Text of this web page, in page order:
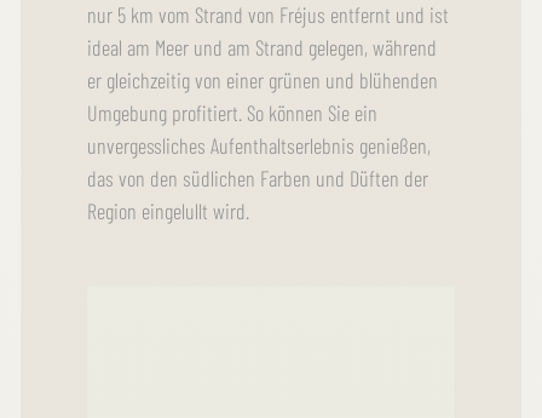
nur 5 km vom Strand von Fréjus entfernt und ist
ideal am Meer und am Strand gelegen, während
er gleichzeitig von einer grünen und blühenden
Umgebung profitiert. So können Sie ein
unvergessliches Aufenthaltserlebnis genießen,
das von den südlichen Farben und Düften der
Region eingelullt wird.